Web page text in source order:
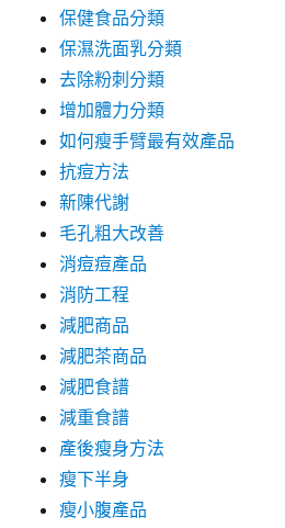
保健食品分類
保濕洗面乳分類
去除粉刺分類
增加體力分類
如何瘦手臂最有效產品
抗痘方法
新陳代謝
毛孔粗大改善
消痘痘產品
消防工程
減肥商品
減肥茶商品
減肥食譜
減重食譜
產後瘦身方法
瘦下半身
瘦小腹產品